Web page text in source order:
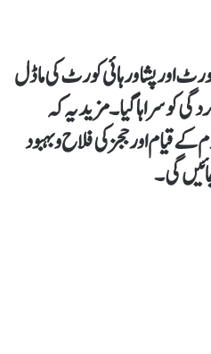
اور پشاور ہائی کورٹ کی ماڈل
کو سراہا گیا۔ مزید یہ کہ
قیام اور ججز کی فلاح و بہبود
گی۔